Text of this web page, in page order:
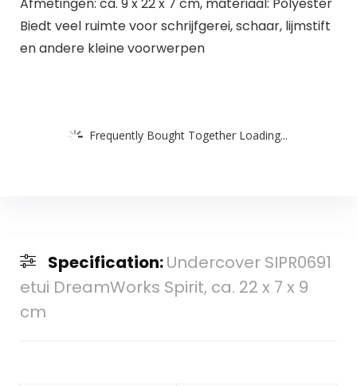
Biedt veel ruimte voor schrijfgerei, schaar, lijmstift
en andere kleine voorwerpen
Frequently Bought Together Loading...
Specification:Undercover SIPR0691
etui DreamWorks Spirit, ca. 22 x 7 x 9
cm